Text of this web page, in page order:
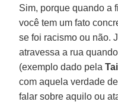
Sim, porque quando a
você tem um fato
se foi racismo ou não.
atravessa a rua
(exemplo dado pela
com aquela verdade
falar sobre aquilo ou